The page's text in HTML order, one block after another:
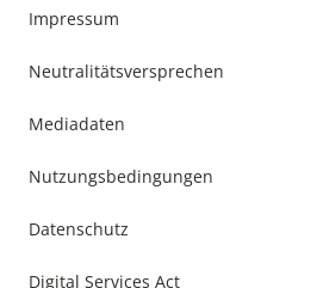
Impressum
Neutralitätsversprechen
Mediadaten
Nutzungsbedingungen
Datenschutz
Digital Services Act